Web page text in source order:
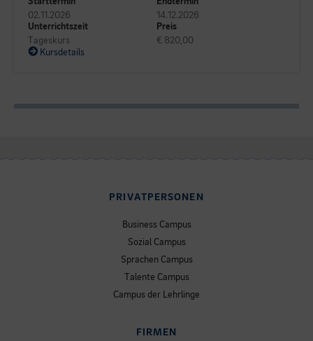
02.11.2026
14.12.2026
Unterrichtszeit
Tageskurs
Preis
€ 820,00
Kursdetails
PRIVATPERSONEN
Business Campus
Sozial Campus
Sprachen Campus
Talente Campus
Campus der Lehrlinge
FIRMEN